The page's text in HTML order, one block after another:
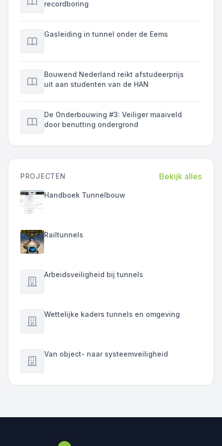
recordboring
Gasleiding in tunnel onder de Eems
Bouwend Nederland reikt afstudeerprijs
uit aan studenten van de HAN
De Onderbouwing #3: Veiliger maaiveld
door benutting ondergrond
PROJECTEN Bekijk alles
Handboek Tunnelbouw
Railtunnels
Arbeidsveiligheid bij tunnels
Wettelijke kaders tunnels en omgeving
Van object- naar systeemveiligheid